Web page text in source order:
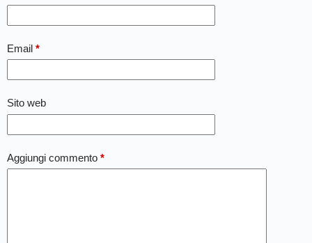
Email *
Sito web
Aggiungi commento *